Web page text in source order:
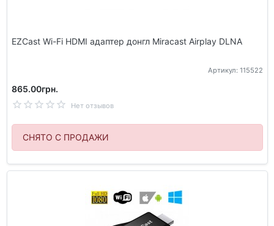
EZCast Wi-Fi HDMI адаптер донгл Miracast Airplay DLNA
Артикул: 115522
865.00грн.
Нет отзывов
СНЯТО С ПРОДАЖИ